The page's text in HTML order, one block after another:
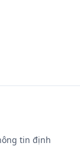
tin định